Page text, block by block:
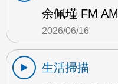
余佩瑾 FM AM
2026/06/16
生活掃描